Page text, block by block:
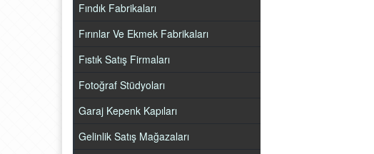
Fındık Fabrikaları
Fırınlar Ve Ekmek Fabrikaları
Fıstık Satış Firmaları
Fotoğraf Stüdyoları
Garaj Kepenk Kapıları
Gelinlik Satış Mağazaları